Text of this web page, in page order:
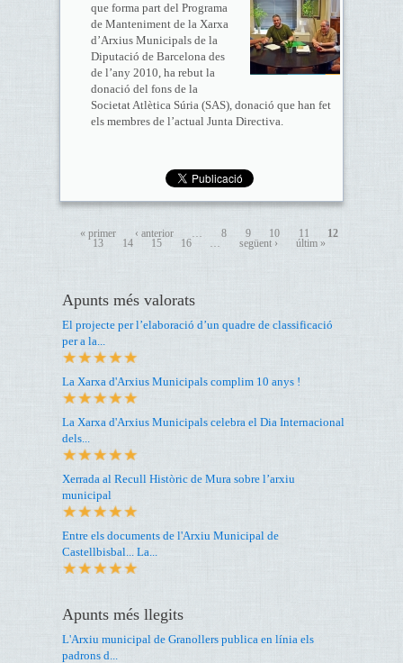
que forma part del Programa
de Manteniment de la Xarxa
d’Arxius Municipals de la
Diputació de Barcelona des
de l’any 2010, ha rebut la
donació del fons de la
Societat Atlètica Súria (SAS), donació que han fet
els membres de l’actual Junta Directiva.
« primer ‹ anterior … 8 9 10 11
12
13
14 15 16 … següent › últim »
Apunts més valorats
El projecte per l’elaboració d’un quadre de classificació
per a la...
La Xarxa d'Arxius Municipals complim 10 anys !
La Xarxa d'Arxius Municipals celebra el Dia Internacional
dels...
Xerrada al Recull Històric de Mura sobre l’arxiu
municipal
Entre els documents de l'Arxiu Municipal de
Castellbisbal... La...
Apunts més llegits
L'Arxiu municipal de Granollers publica en línia els
padrons d...